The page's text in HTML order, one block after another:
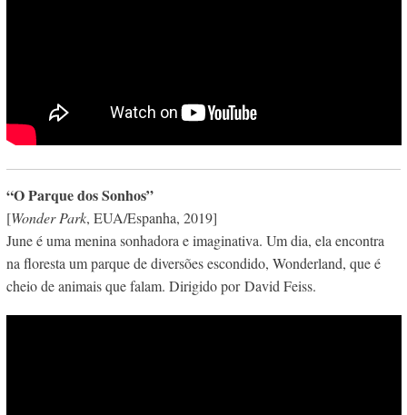
“O Parque dos Sonhos”
[Wonder Park, EUA/Espanha, 2019]
June é uma menina sonhadora e imaginativa. Um dia, ela encontra
na floresta um parque de diversões escondido, Wonderland, que é
cheio de animais que falam. Dirigido por David Feiss.